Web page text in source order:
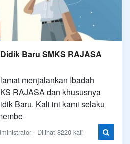
Baru SMKS RAJASA
menjalankan Ibadah
RAJASA dan khususnya
Baru. Kali ini kami selaku
- Dilihat 8220 kali